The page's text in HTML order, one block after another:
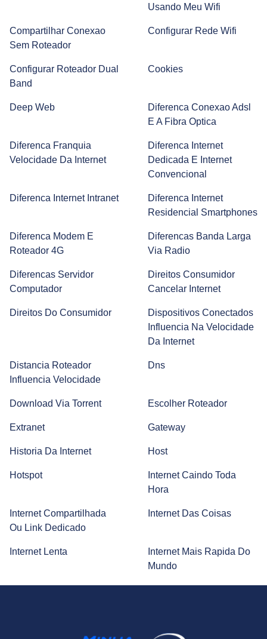
Prime Day 2022 | Melhores Ofertas | Alexa, Jogos online e
Kindle
O que é Hardware? Veja como testar o seu!
Entenda o que é e como funciona o Google Nest Mini
Entenda a diferença entre Hub, Switch e Roteador
Entenda como configurar Chromecast e use internet na
sua TV
Chip M2M: Saiba Como Essa Tecnologia Funciona
Casa Inteligente: O que é e Como Funciona Para Ter a
Automação residencial: entenda como deixar sua casa
TECH | Tecnologia, Inovações, Notícias
Usando Meu Wifi
Compartilhar Conexao
Sem Roteador
Configurar Rede Wifi
Configurar Roteador Dual
Band
Cookies
Deep Web
Diferenca Conexao Adsl
E A Fibra Optica
Diferenca Franquia
Velocidade Da Internet
Diferenca Internet
Dedicada E Internet
Convencional
Diferenca Internet Intranet
Diferenca Internet
Residencial Smartphones
Diferenca Modem E
Roteador 4G
Diferencas Banda Larga
Via Radio
Diferencas Servidor
Computador
Direitos Consumidor
Cancelar Internet
Direitos Do Consumidor
Dispositivos Conectados
Influencia Na Velocidade
Da Internet
Distancia Roteador
Influencia Velocidade
Dns
Download Via Torrent Escolher Roteador
Extranet Gateway
Historia Da Internet Host
Hotspot
Internet Caindo Toda
Hora
Internet Compartilhada
Ou Link Dedicado
Internet Das Coisas
Internet Lenta
Internet Mais Rapida Do
Mundo